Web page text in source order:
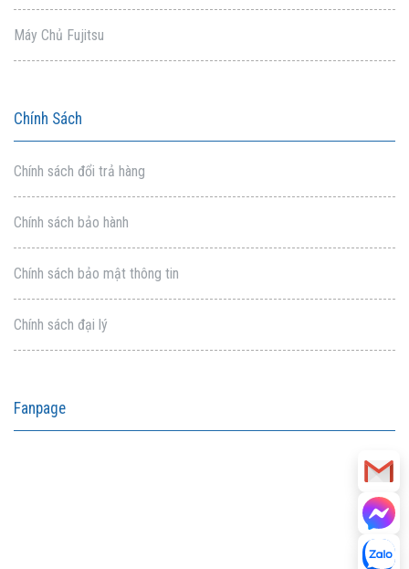
Máy Chủ Fujitsu
Chính Sách
Chính sách đổi trả hàng
Chính sách bảo hành
Chính sách bảo mật thông tin
Chính sách đại lý
Fanpage